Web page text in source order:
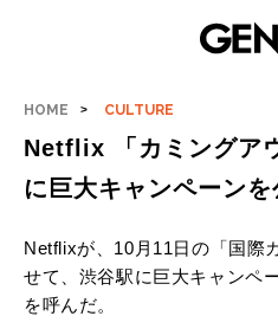
HOME CULTURE
Netflix 「カミングア
に巨大キャンペーンを
Netflixが、10月11日の「国際
せて、渋谷駅に巨大キャンペ
を呼んだ。